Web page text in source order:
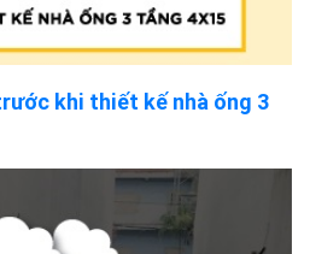
khi thiết kế nhà ống 3